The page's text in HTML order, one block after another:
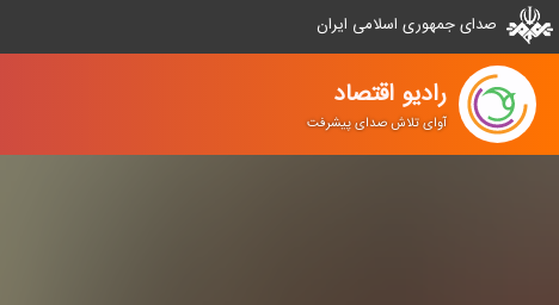
صدای جمهوری اسلامی ایران
رادیو اقتصاد
آوای تلاش صدای پیشرفت